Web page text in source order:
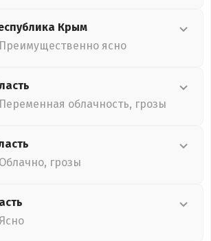
Крым
Преимущественно ясно
Переменная облачность, грозы
Облачно, грозы
Ясно